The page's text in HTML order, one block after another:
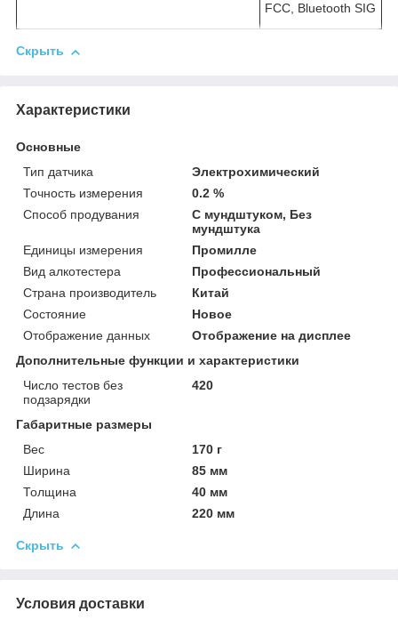
FCC, Bluetooth SIG
Скрыть
Характеристики
Основные
Тип датчика
Электрохимический
Точность измерения
0.2 %
Способ продувания
С мундштуком, Без
мундштука
Единицы измерения
Промилле
Вид алкотестера
Профессиональный
Страна производитель
Китай
Состояние
Новое
Отображение данных
Отображение на дисплее
Дополнительные функции и характеристики
Число тестов без
подзарядки
420
Габаритные размеры
Вес
170 г
Ширина
85 мм
Толщина
40 мм
Длина
220 мм
Скрыть
Условия доставки